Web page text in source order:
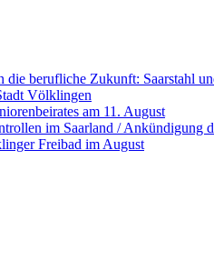
die berufliche Zukunft: Saarstahl
Völklingen
am 11. August
im Saarland /
Freibad im August